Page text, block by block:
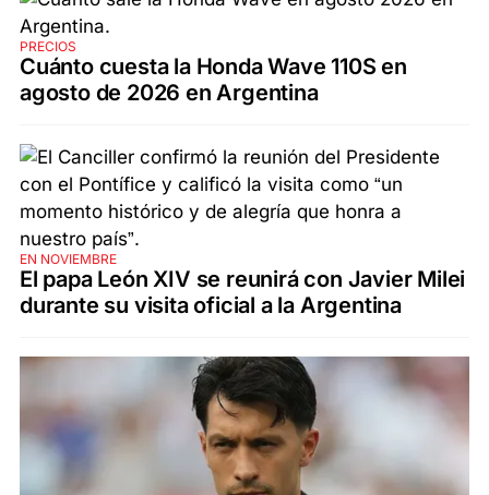
PRECIOS
Cuánto cuesta la Honda Wave 110S en
agosto de 2026 en Argentina
EN NOVIEMBRE
El papa León XIV se reunirá con Javier Milei
durante su visita oficial a la Argentina